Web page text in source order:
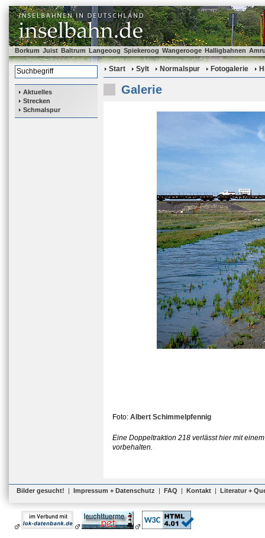
Borkum Juist Baltrum Langeoog Spiekeroog Wangerooge Halligbahnen
Aktuelles
Strecken
Schmalspur
Start Sylt Normalspur Fotogalerie
Galerie
Foto: Albert Schimmelpfennig
Eine Doppeltraktion 218 verlässt hier mit
vorbehalten.
Bilder gesucht! | Impressum + Datenschutz | FAQ | Kontakt | Literatur +